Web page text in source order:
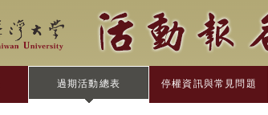
過期活動總表 停權資訊與常見問題